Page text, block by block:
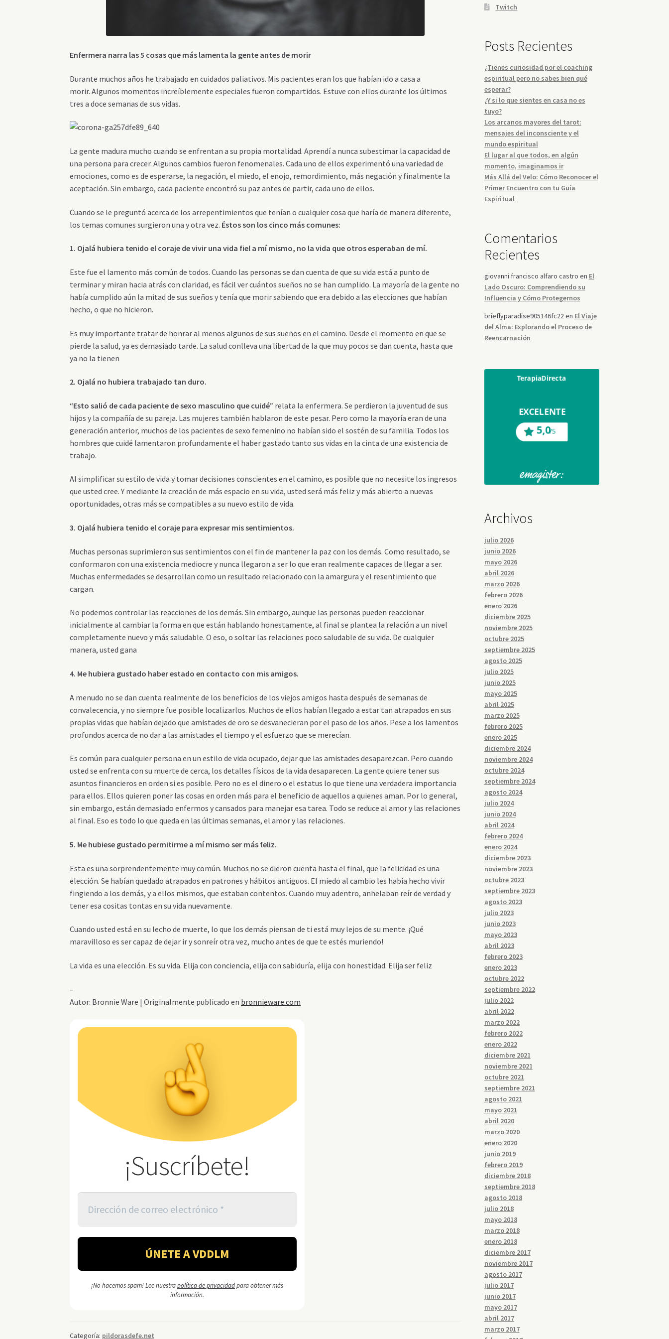
Enfermera narra las 5 cosas que más lamenta la gente antes de morir
Durante muchos años he trabajado en cuidados paliativos. Mis pacientes eran los que habían ido a casa a
morir. Algunos momentos increíblemente especiales fueron compartidos. Estuve con ellos durante los últimos
tres a doce semanas de sus vidas.
La gente madura mucho cuando se enfrentan a su propia mortalidad. Aprendí a nunca subestimar la capacidad de
una persona para crecer. Algunos cambios fueron fenomenales. Cada uno de ellos experimentó una variedad de
emociones, como es de esperarse, la negación, el miedo, el enojo, remordimiento, más negación y finalmente la
aceptación. Sin embargo, cada paciente encontró su paz antes de partir, cada uno de ellos.
Cuando se le preguntó acerca de los arrepentimientos que tenían o cualquier cosa que haría de manera diferente,
los temas comunes surgieron una y otra vez. Éstos son los cinco más comunes:
1. Ojalá hubiera tenido el coraje de vivir una vida fiel a mí mismo, no la vida que otros esperaban de mí.
Este fue el lamento más común de todos. Cuando las personas se dan cuenta de que su vida está a punto de
terminar y miran hacia atrás con claridad, es fácil ver cuántos sueños no se han cumplido. La mayoría de la gente no
había cumplido aún la mitad de sus sueños y tenía que morir sabiendo que era debido a las elecciones que habían
hecho, o que no hicieron.
Es muy importante tratar de honrar al menos algunos de sus sueños en el camino. Desde el momento en que se
pierde la salud, ya es demasiado tarde. La salud conlleva una libertad de la que muy pocos se dan cuenta, hasta que
ya no la tienen
2. Ojalá no hubiera trabajado tan duro.
“Esto salió de cada paciente de sexo masculino que cuidé” relata la enfermera. Se perdieron la juventud de sus
hijos y la compañía de su pareja. Las mujeres también hablaron de este pesar. Pero como la mayoría eran de una
generación anterior, muchos de los pacientes de sexo femenino no habían sido el sostén de su familia. Todos los
hombres que cuidé lamentaron profundamente el haber gastado tanto sus vidas en la cinta de una existencia de
trabajo.
Al simplificar su estilo de vida y tomar decisiones conscientes en el camino, es posible que no necesite los ingresos
que usted cree. Y mediante la creación de más espacio en su vida, usted será más feliz y más abierto a nuevas
oportunidades, otras más se compatibles a su nuevo estilo de vida.
3. Ojalá hubiera tenido el coraje para expresar mis sentimientos.
Muchas personas suprimieron sus sentimientos con el fin de mantener la paz con los demás. Como resultado, se
conformaron con una existencia mediocre y nunca llegaron a ser lo que eran realmente capaces de llegar a ser.
Muchas enfermedades se desarrollan como un resultado relacionado con la amargura y el resentimiento que
cargan.
No podemos controlar las reacciones de los demás. Sin embargo, aunque las personas pueden reaccionar
inicialmente al cambiar la forma en que están hablando honestamente, al final se plantea la relación a un nivel
completamente nuevo y más saludable. O eso, o soltar las relaciones poco saludable de su vida. De cualquier
manera, usted gana
4. Me hubiera gustado haber estado en contacto con mis amigos.
A menudo no se dan cuenta realmente de los beneficios de los viejos amigos hasta después de semanas de
convalecencia, y no siempre fue posible localizarlos. Muchos de ellos habían llegado a estar tan atrapados en sus
propias vidas que habían dejado que amistades de oro se desvanecieran por el paso de los años. Pese a los lamentos
profundos acerca de no dar a las amistades el tiempo y el esfuerzo que se merecían.
Es común para cualquier persona en un estilo de vida ocupado, dejar que las amistades desaparezcan. Pero cuando
usted se enfrenta con su muerte de cerca, los detalles físicos de la vida desaparecen. La gente quiere tener sus
asuntos financieros en orden si es posible. Pero no es el dinero o el estatus lo que tiene una verdadera importancia
para ellos. Ellos quieren poner las cosas en orden más para el beneficio de aquellos a quienes aman. Por lo general,
sin embargo, están demasiado enfermos y cansados para manejar esa tarea. Todo se reduce al amor y las relaciones
al final. Eso es todo lo que queda en las últimas semanas, el amor y las relaciones.
5. Me hubiese gustado permitirme a mí mismo ser más feliz.
Esta es una sorprendentemente muy común. Muchos no se dieron cuenta hasta el final, que la felicidad es una
elección. Se habían quedado atrapados en patrones y hábitos antiguos. El miedo al cambio les había hecho vivir
fingiendo a los demás, y a ellos mismos, que estaban contentos. Cuando muy adentro, anhelaban reír de verdad y
tener esa cositas tontas en su vida nuevamente.
Cuando usted está en su lecho de muerte, lo que los demás piensan de ti está muy lejos de su mente. ¡Qué
maravilloso es ser capaz de dejar iry sonreír otra vez, mucho antes de que te estés muriendo!
La vida es una elección. Es su vida. Elija con conciencia, elija con sabiduría, elija con honestidad. Elija ser feliz
–
Autor: Bronnie Ware | Originalmente publicado en bronnieware.com
¡Suscríbete!
¡No hacemos spam! Lee nuestrapolítica de privacidadpara obtener más
información.
Categoría: pildorasdefe.net
Twitch
Posts Recientes
¿Tienes curiosidad por el coaching
espiritual pero no sabes bien qué
esperar?
¿Y si lo que sientes en casa no es
tuyo?
Los arcanos mayores del tarot:
mensajes del inconsciente y el
mundo espiritual
El lugar al que todos, en algún
momento, imaginamos ir
Más Allá del Velo: Cómo Reconocer el
Primer Encuentro con tu Guía
Espiritual
Comentarios
Recientes
giovanni francisco alfaro castro en El
Lado Oscuro: Comprendiendo su
Influencia y Cómo Protegernos
brieflyparadise905146fc22en El Viaje
del Alma: Explorando el Proceso de
Reencarnación
Archivos
julio 2026
junio 2026
mayo 2026
abril 2026
marzo 2026
febrero 2026
enero 2026
diciembre 2025
noviembre 2025
octubre 2025
septiembre 2025
agosto 2025
julio 2025
junio 2025
mayo 2025
abril 2025
marzo 2025
febrero 2025
enero 2025
diciembre 2024
noviembre 2024
octubre 2024
septiembre 2024
agosto 2024
julio 2024
junio 2024
abril 2024
febrero 2024
enero 2024
diciembre 2023
noviembre 2023
octubre 2023
septiembre 2023
agosto 2023
julio 2023
junio 2023
mayo 2023
abril 2023
febrero 2023
enero 2023
octubre 2022
septiembre 2022
julio 2022
abril 2022
marzo 2022
febrero 2022
enero 2022
diciembre 2021
noviembre 2021
octubre 2021
septiembre 2021
agosto 2021
mayo 2021
abril 2020
marzo 2020
enero 2020
junio 2019
febrero 2019
diciembre 2018
septiembre 2018
agosto 2018
julio 2018
mayo 2018
marzo 2018
enero 2018
diciembre 2017
noviembre 2017
agosto 2017
julio 2017
junio 2017
mayo 2017
abril 2017
marzo 2017